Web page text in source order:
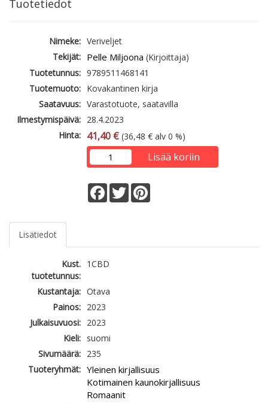
Tuotetiedot
Nimeke: Veriveljet
Tekijät: Pelle Miljoona (Kirjoittaja)
Tuotetunnus: 9789511468141
Tuotemuoto: Kovakantinen kirja
Saatavuus: Varastotuote, saatavilla
Ilmestymispäivä: 28.4.2023
Hinta: 41,40 € (36,48 € alv 0 %)
Lisää koriin
Facebook
Twitter
Lisätiedot
Kust.
tuotetunnus:
1CBD
Kustantaja: Otava
Painos: 2023
Julkaisuvuosi: 2023
Kieli: suomi
Sivumäärä: 235
Tuoteryhmät: Yleinen kirjallisuus
Kotimainen kaunokirjallisuus
Romaanit